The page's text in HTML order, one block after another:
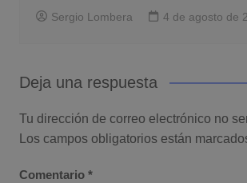
Sergio Lombera 4 de agosto de
Deja una respuesta
Tu dirección de correo electrónico no
Los campos obligatorios están
Comentario *